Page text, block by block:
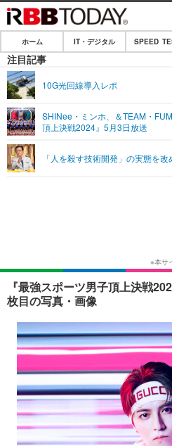
ホーム
IT・デジタル
ネタ
ショッピング
SPEED TEST
エンタメ
エンタメTOP
ショッピング
ライフ
ホーム IT・デジタル SPEED
注目記事
10G光回線導入レポ
SHINee・ミンホ、＆TEAM・
頂上決戦2024』5月3日放送
「人を殺す技術開発」の実態を
『最強スポーツ男子頂上決戦
枚目の写真・画像